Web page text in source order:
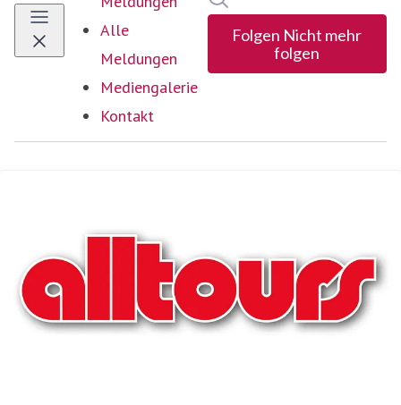
Alle
Meldungen
Mediengalerie
Kontakt
Folgen Nicht mehr
folgen